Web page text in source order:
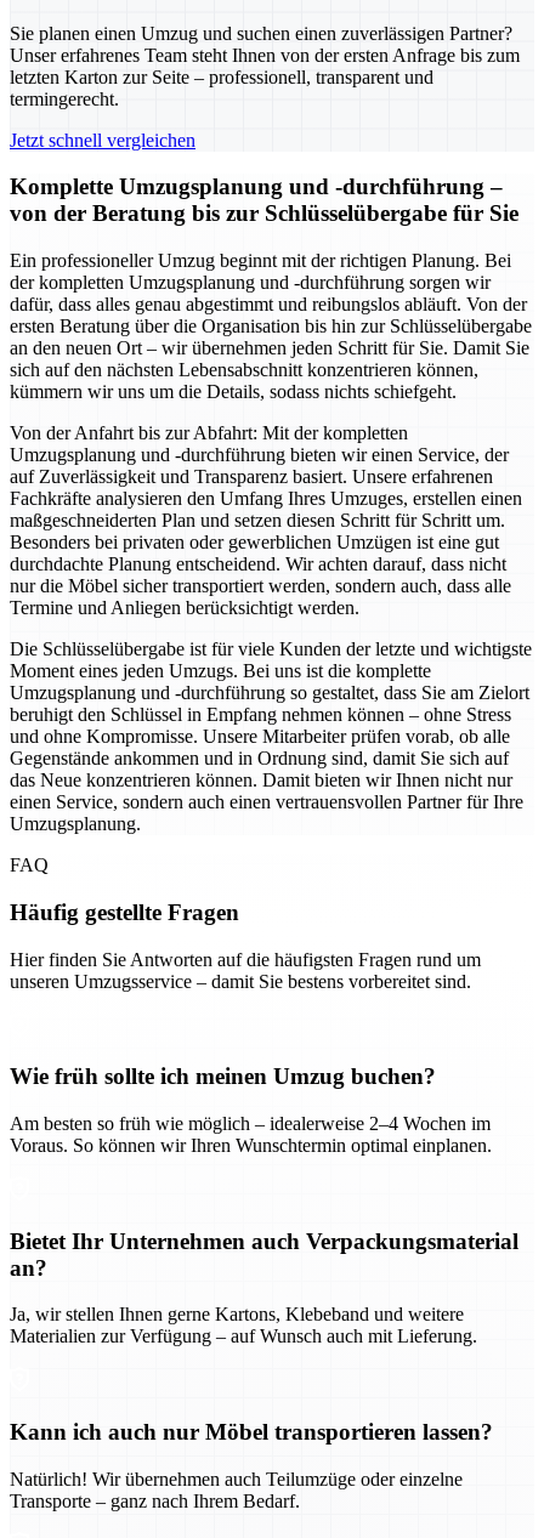
Sie planen einen Umzug und suchen einen zuverlässigen Partner?
Unser erfahrenes Team steht Ihnen von der ersten Anfrage bis zum
letzten Karton zur Seite – professionell, transparent und
termingerecht.
Jetzt schnell vergleichen
Komplette Umzugsplanung und -durchführung –
von der Beratung bis zur Schlüsselübergabe für Sie
Ein professioneller Umzug beginnt mit der richtigen Planung. Bei
der kompletten Umzugsplanung und -durchführung sorgen wir
dafür, dass alles genau abgestimmt und reibungslos abläuft. Von der
ersten Beratung über die Organisation bis hin zur Schlüsselübergabe
an den neuen Ort – wir übernehmen jeden Schritt für Sie. Damit Sie
sich auf den nächsten Lebensabschnitt konzentrieren können,
kümmern wir uns um die Details, sodass nichts schiefgeht.
Von der Anfahrt bis zur Abfahrt: Mit der kompletten
Umzugsplanung und -durchführung bieten wir einen Service, der
auf Zuverlässigkeit und Transparenz basiert. Unsere erfahrenen
Fachkräfte analysieren den Umfang Ihres Umzuges, erstellen einen
maßgeschneiderten Plan und setzen diesen Schritt für Schritt um.
Besonders bei privaten oder gewerblichen Umzügen ist eine gut
durchdachte Planung entscheidend. Wir achten darauf, dass nicht
nur die Möbel sicher transportiert werden, sondern auch, dass alle
Termine und Anliegen berücksichtigt werden.
Die Schlüsselübergabe ist für viele Kunden der letzte und wichtigste
Moment eines jeden Umzugs. Bei uns ist die komplette
Umzugsplanung und -durchführung so gestaltet, dass Sie am Zielort
beruhigt den Schlüssel in Empfang nehmen können – ohne Stress
und ohne Kompromisse. Unsere Mitarbeiter prüfen vorab, ob alle
Gegenstände ankommen und in Ordnung sind, damit Sie sich auf
das Neue konzentrieren können. Damit bieten wir Ihnen nicht nur
einen Service, sondern auch einen vertrauensvollen Partner für Ihre
Umzugsplanung.
FAQ
Häufig gestellte Fragen
Hier finden Sie Antworten auf die häufigsten Fragen rund um
unseren Umzugsservice – damit Sie bestens vorbereitet sind.
Wie früh sollte ich meinen Umzug buchen?
Am besten so früh wie möglich – idealerweise 2–4 Wochen im
Voraus. So können wir Ihren Wunschtermin optimal einplanen.
Bietet Ihr Unternehmen auch Verpackungsmaterial
an?
Ja, wir stellen Ihnen gerne Kartons, Klebeband und weitere
Materialien zur Verfügung – auf Wunsch auch mit Lieferung.
Kann ich auch nur Möbel transportieren lassen?
Natürlich! Wir übernehmen auch Teilumzüge oder einzelne
Transporte – ganz nach Ihrem Bedarf.